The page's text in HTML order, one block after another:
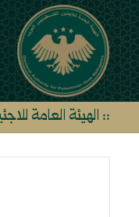
:: الهيئة العامة